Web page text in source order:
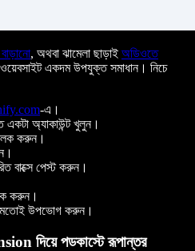
, অথবা ঝামেলা ছাড়াই অডিওতে
একদম উপযুক্ত সমাধান। নিচে
-এ।
অ্যাকাউন্ট খুলুন।
করুন।
বাক্সে পেস্ট করুন।
করুন।
মতোই উপভোগ করুন।
দিয়ে পডকাস্টে রূপান্তর